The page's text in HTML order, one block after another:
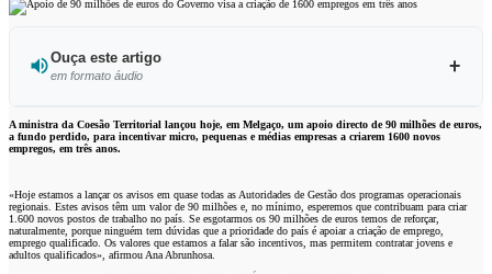
Ouça este artigo
em formato áudio
Ouvir este artigo
A ministra da Coesão Territorial lançou hoje, em Melgaço, um apoio directo de 90 milhões de euros,
a fundo perdido, para incentivar micro, pequenas e médias empresas a criarem 1600 novos
empregos, em três anos.
«Hoje estamos a lançar os avisos em quase todas as Autoridades de Gestão dos programas operacionais
regionais. Estes avisos têm um valor de 90 milhões e, no mínimo, esperemos que contribuam para criar
1.600 novos postos de trabalho no país. Se esgotarmos os 90 milhões de euros temos de reforçar,
naturalmente, porque ninguém tem dúvidas que a prioridade do país é apoiar a criação de emprego,
emprego qualificado. Os valores que estamos a falar são incentivos, mas permitem contratar jovens e
adultos qualificados», afirmou Ana Abrunhosa.